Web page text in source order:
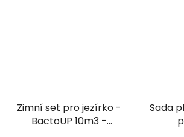
Zimní set pro jezírko -
BactoUP 10m3 -
Sada